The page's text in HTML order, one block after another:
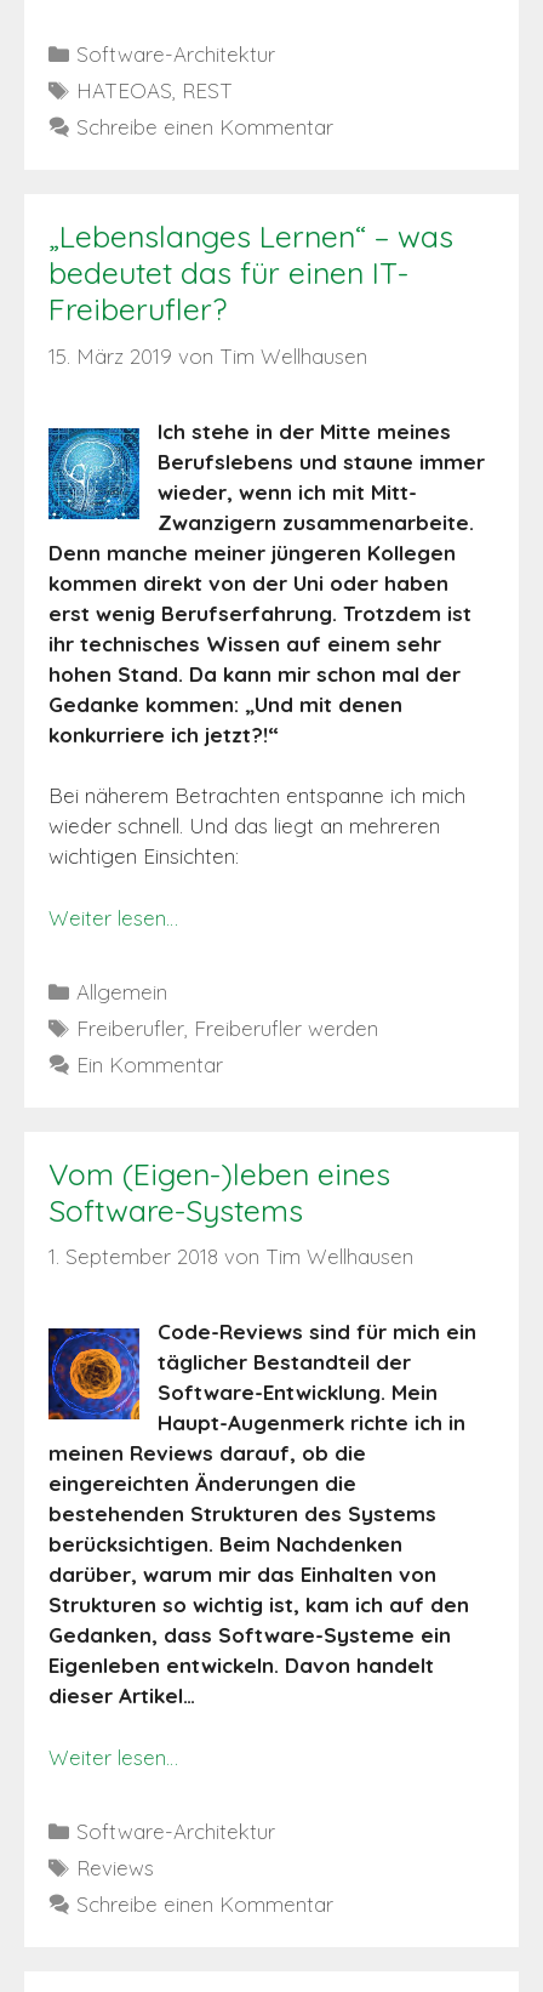
Kategorien
Software-Architektur
Schlagwörter
HATEOAS REST
Schreibe einen Kommentar
„Lebenslanges Lernen“ – was
bedeutet das für einen IT-
Freiberufler?
15. März 2019 von Tim Wellhausen
Ich stehe in der Mitte meines
Berufslebens und staune immer
wieder, wenn ich mit Mitt-
Zwanzigern zusammenarbeite.
Denn manche meiner jüngeren Kollegen
kommen direkt von der Uni oder haben
erst wenig Berufserfahrung. Trotzdem ist
ihr technisches Wissen auf einem sehr
hohen Stand. Da kann mir schon mal der
Gedanke kommen: „Und mit denen
konkurriere ich jetzt?!“
Bei näherem Betrachten entspanne ich mich
wieder schnell. Und das liegt an mehreren
wichtigen Einsichten:
Weiter lesen…
Kategorien
Allgemein
Schlagwörter
Freiberufler Freiberufler werden
Ein Kommentar
Vom (Eigen-)leben eines
Software-Systems
1. September 2018 von Tim Wellhausen
Code-Reviews sind für mich ein
täglicher Bestandteil der
Software-Entwicklung. Mein
Haupt-Augenmerk richte ich in
meinen Reviews darauf, ob die
eingereichten Änderungen die
bestehenden Strukturen des Systems
berücksichtigen. Beim Nachdenken
darüber, warum mir das Einhalten von
Strukturen so wichtig ist, kam ich auf den
Gedanken, dass Software-Systeme ein
Eigenleben entwickeln. Davon handelt
dieser Artikel…
Weiter lesen…
Kategorien
Software-Architektur
Schlagwörter
Reviews
Schreibe einen Kommentar